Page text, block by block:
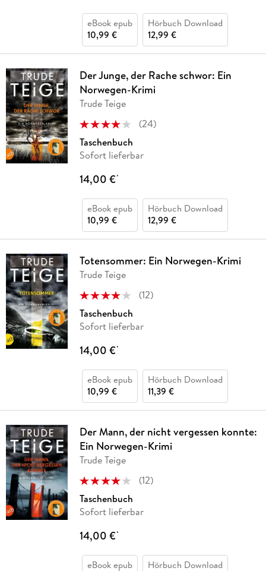
eBook epub
10,99 €
Hörbuch Download
12,99 €
Der Junge, der Rache schwor: Ein
Norwegen-Krimi
Trude Teige
(24)
Taschenbuch
Sofort lieferbar
14,00 €*
eBook epub
10,99 €
Hörbuch Download
12,99 €
Totensommer: Ein Norwegen-Krimi
Trude Teige
(12)
Taschenbuch
Sofort lieferbar
14,00 €*
eBook epub
10,99 €
Hörbuch Download
11,39 €
Der Mann, der nicht vergessen konnte:
Ein Norwegen-Krimi
Trude Teige
(12)
Taschenbuch
Sofort lieferbar
14,00 €*
eBook epub
Hörbuch Download